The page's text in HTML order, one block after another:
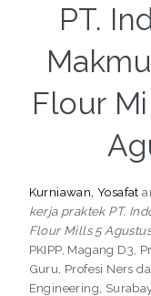
PT.
Flour
Kurniawan, Yosafat
kerja praktek PT.
Flour Mills 5
PKIPP, Magang D3,
Guru, Profesi Ners
Engineering,